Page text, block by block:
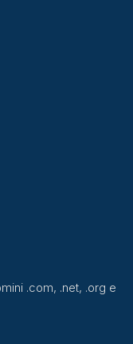
.com, .net, .org e